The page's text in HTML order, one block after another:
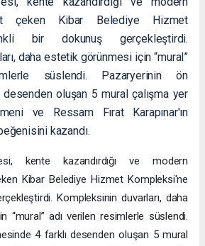
çeken Kibar Belediye Hizmet
bir dokunuş gerçekleştirdi.
daha estetik görünmesi için “mural”
süslendi. Pazaryerinin ön
oluşan 5 mural çalışma yer
ve Ressam Fırat Karapınar'ın
kazandı.
kente kazandırdığı ve modern
Kibar Belediye Hizmet Kompleksi'ne
Kompleksinin duvarları, daha
“mural” adı verilen resimlerle süslendi.
4 farklı desenden oluşan 5 mural